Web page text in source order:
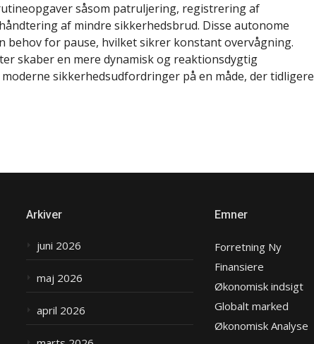
såsom patruljering, registrering af
af mindre sikkerhedsbrud. Disse autonome
behov for pause, hvilket sikrer konstant overvågning.
skaber en mere dynamisk og reaktionsdygtig
sikkerhedsudfordringer på en måde, der tidligere
Arkiver
juni 2026
maj 2026
april 2026
Emner
Forretning Ny
Finansiere
Økonomisk indsigt
Globalt marked
Økonomisk Analyse